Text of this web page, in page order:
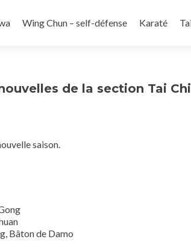
Wing Chun – self-défense Karaté
de la section Tai
saison.
Bâton de Damo